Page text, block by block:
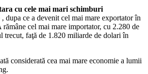
cu cele mai mari schimburi
, dupa ce a devenit cel mai mare exportator în
cel mai mare importator, cu 2.280 de
trecut, faţă de 1.820 miliarde de dolari în
considerată cea mai mare economie a lumii